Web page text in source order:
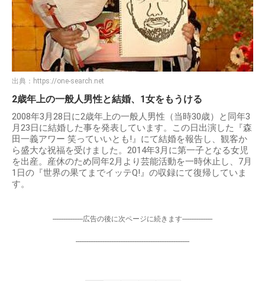
出典： https://one-search.net
2歳年上の一般人男性と結婚、1女をもうける
2008年3月28日に2歳年上の一般人男性（当時30歳）と同年3
月23日に結婚した事を発表しています。この日出演した『森
田一義アワー 笑っていいとも!』にて結婚を報告し、観客か
ら盛大な祝福を受けました。2014年3月に第一子となる女児
を出産。産休のため同年2月より芸能活動を一時休止し、7月
1日の『世界の果てまでイッテQ!』の収録にて復帰していま
す。
-----------------広告の後に次ページに続きます-----------------
----------------------------------------------------------------